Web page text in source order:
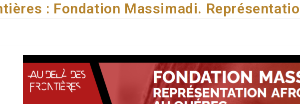
: Fondation Massimadi.